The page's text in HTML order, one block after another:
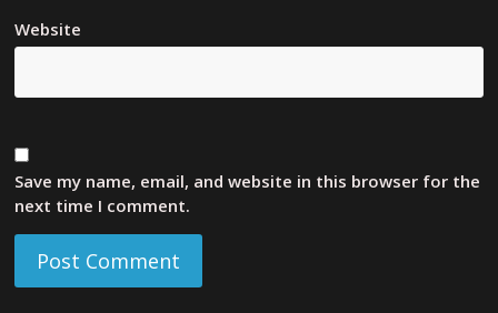
Website
Save my name, email, and website in this browser for the
next time I comment.